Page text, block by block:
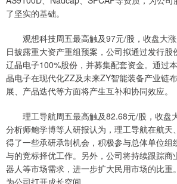
了坚实的基础。
观想科技周五最高触及97元/股，收盘大涨
日披露重大资产重组预案，公司拟通过发行
辽晶电子100%股份，并募集配套资金。通过
晶电子在现代化ZZ及未来ZY智能装备产业链
展、产品迭代等方面将产生互补和协同效应。
理工导航周五最高触及82.68元/股，收盘
分析师鲍学博等人研报认为，理工导航在航天
得了一些承研承制机会，积极参与总体单位组
与的竞标择优工作。另外，公司将持续跟踪商
器人等市场需求，进一步扩大民用市场的比重